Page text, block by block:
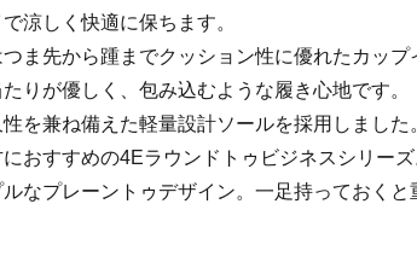
涼しく快適に保ちます。
ま先から踵までクッション性に優れたカップ
りが優しく、包み込むような履き心地です。
を兼ね備えた軽量設計ソールを採用しました
おすすめの4Eラウンドトゥビジネスシリー
なプレーントゥデザイン。一足持っておくと